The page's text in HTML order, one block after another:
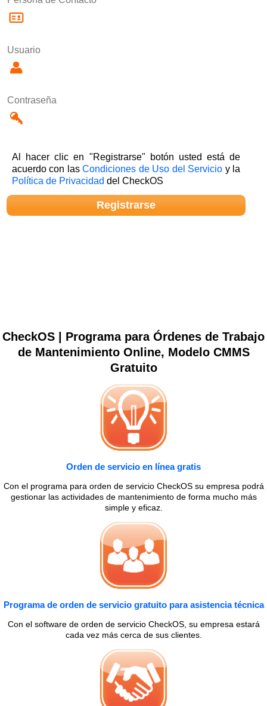
Usuario
Contraseña
Al hacer clic en "Registrarse" botón usted está de
acuerdo con lasCondiciones de Uso del Servicio y la
Política de Privacidad del CheckOS
CheckOS | Programa para Órdenes de Trabajo
de Mantenimiento Online, Modelo CMMS
Gratuito
Orden de servicio en línea gratis
Con el programa para orden de servicio CheckOS su empresa podrá
gestionar las actividades de mantenimiento de forma mucho más
simple y eficaz.
Programa de orden de servicio gratuito para asistencia técnica
Con el software de orden de servicio CheckOS, su empresa estará
cada vez más cerca de sus clientes.